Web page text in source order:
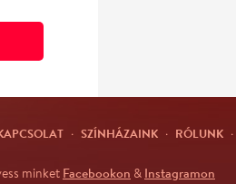
· SZÍNHÁZAINK · RÓLUNK ·
minket Facebookon & Instagramon